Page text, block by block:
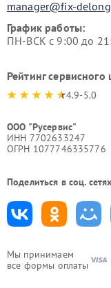
Мы принимаем
все формы оплаты
manager@fix-
График работы:
ПН-ВСК с 9:00 до
Рейтинг сервисного
4.9-5.0
ООО "Русервис"
ИНН 7702633247
ОГРН 1077746335776
Поделиться в соц.